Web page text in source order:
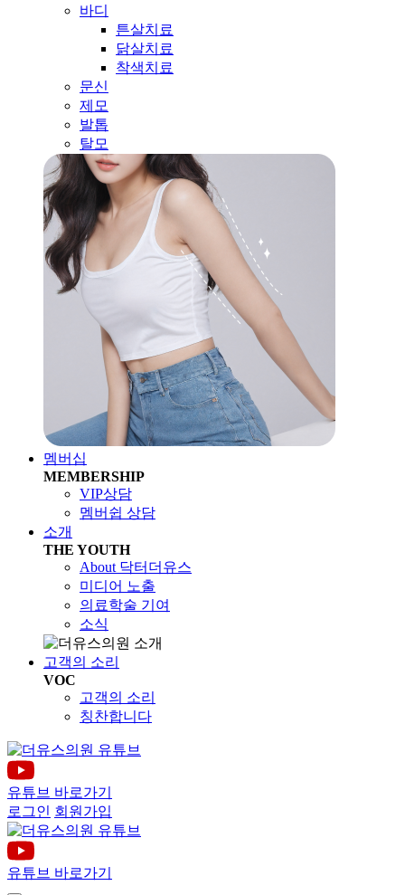
바디
튼살치료
닭살치료
착색치료
문신
제모
발톱
탈모
멤버십
MEMBERSHIP
VIP상담
멤버쉽 상담
소개
THE YOUTH
About 닥터더유스
미디어 노출
의료학술 기여
소식
고객의 소리
VOC
고객의 소리
칭찬합니다
유튜브 바로가기
로그인 회원가입
유튜브 바로가기